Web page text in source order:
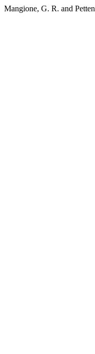
Mangione, G. R. and